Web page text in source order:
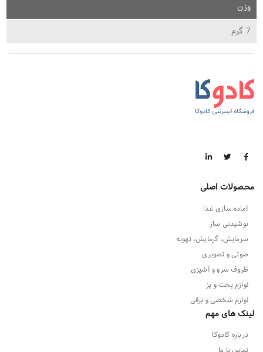
وزن
7 گرم
محصولات اصلی
آماده سازی غذا
نوشیدنی ساز
سرمایش، گرمایش، تهویه
صوتی و تصویری
ظروف سرو و آشپزی
لوازم پخت و پز
لوازم شخصی و برقی
لینک های مهم
درباره کادوکا